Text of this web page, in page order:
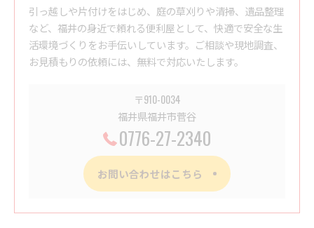
引っ越しや片付けをはじめ、庭の草刈りや清掃、遺品整理
など、福井の身近で頼れる便利屋として、快適で安全な生
活環境づくりをお手伝いしています。ご相談や現地調査、
お見積もりの依頼には、無料で対応いたします。
〒910-0034
福井県福井市菅谷
0776-27-2340
お問い合わせはこちら